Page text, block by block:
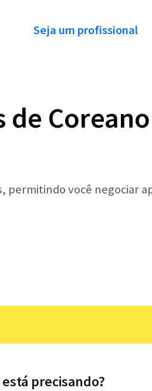
Seja um profissional
de
permitindo você negociar
precisando?